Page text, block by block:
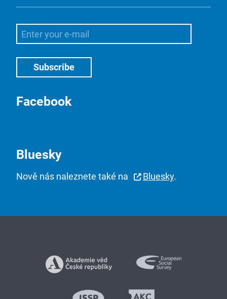
Facebook
Bluesky
Nově nás naleznete také na Bluesky.